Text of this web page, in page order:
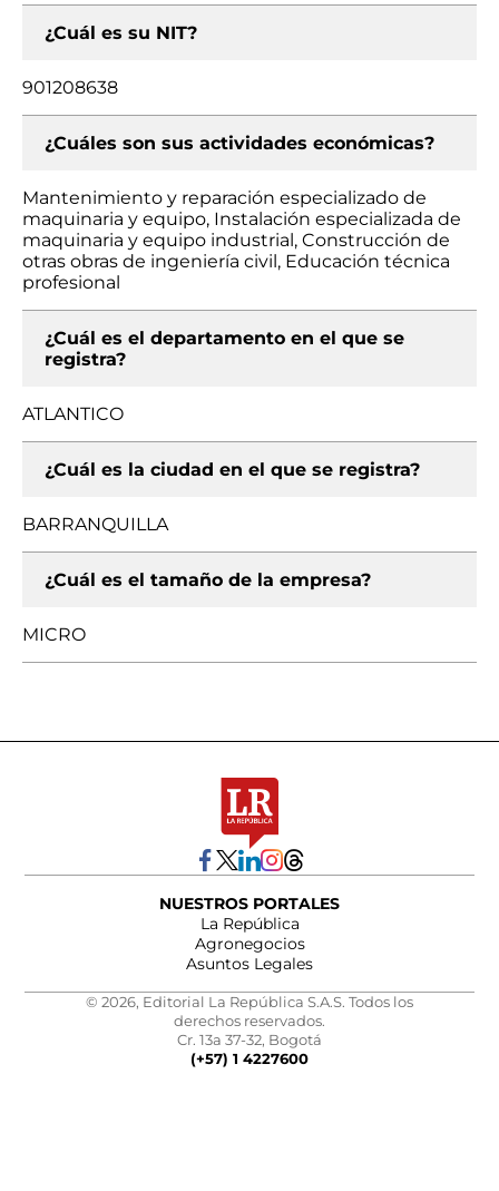
¿Cuál es su NIT?
901208638
¿Cuáles son sus actividades económicas?
Mantenimiento y reparación especializado de
maquinaria y equipo, Instalación especializada de
maquinaria y equipo industrial, Construcción de
otras obras de ingeniería civil, Educación técnica
profesional
¿Cuál es el departamento en el que se
registra?
ATLANTICO
¿Cuál es la ciudad en el que se registra?
BARRANQUILLA
¿Cuál es el tamaño de la empresa?
MICRO
NUESTROS PORTALES
La República
Agronegocios
Asuntos Legales
© 2026, Editorial La República S.A.S. Todos los
derechos reservados.
Cr. 13a 37-32, Bogotá
(+57) 1 4227600